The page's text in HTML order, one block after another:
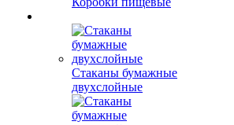
Стаканы бумажные
двухслойные